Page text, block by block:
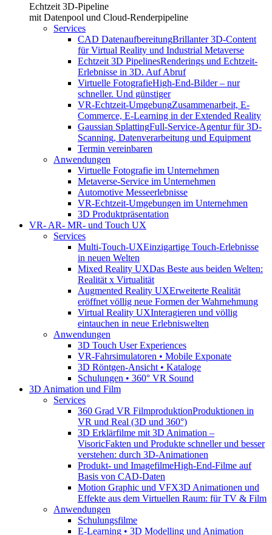
Echtzeit 3D-Pipeline
mit Datenpool und Cloud-Renderpipeline
Services
CAD DatenaufbereitungBrillanter 3D-Content
für Virtual Reality und Industrial Metaverse
Echtzeit 3D PipelinesRenderings und Echtzeit-
Erlebnisse in 3D. Auf Abruf
Virtuelle FotografieHigh-End-Bilder – nur
schneller. Und günstiger
VR-Echtzeit-UmgebungZusammenarbeit, E-
Commerce, E-Learning in der Extended Reality
Gaussian SplattingFull-Service-Agentur für 3D-
Scanning, Datenverarbeitung und Equipment
Termin vereinbaren
Anwendungen
Virtuelle Fotografie im Unternehmen
Metaverse-Service im Unternehmen
Automotive Messeerlebnisse
VR-Echtzeit-Umgebungen im Unternehmen
3D Produktpräsentation
VR- AR- MR- und Touch UX
Services
Multi-Touch-UXEinzigartige Touch-Erlebnisse
in neuen Welten
Mixed Reality UXDas Beste aus beiden Welten:
Realität x Virtualität
Augmented Reality UXErweiterte Realität
eröffnet völlig neue Formen der Wahrnehmung
Virtual Reality UXInteragieren und völlig
eintauchen in neue Erlebniswelten
Anwendungen
3D Touch User Experiences
VR-Fahrsimulatoren • Mobile Exponate
3D Röntgen-Ansicht • Kataloge
Schulungen • 360° VR Sound
3D Animation und Film
Services
360 Grad VR FilmproduktionProduktionen in
VR und Real (3D und 360°)
3D Erklärfilme mit 3D Animation –
VisoricFakten und Produkte schneller und besser
verstehen: durch 3D-Animationen
Produkt- und ImagefilmeHigh-End-Filme auf
Basis von CAD-Daten
Motion Graphic und VFX3D Animationen und
Effekte aus dem Virtuellen Raum: für TV & Film
Anwendungen
Schulungsfilme
E-Learning • 3D Modelling und Animation